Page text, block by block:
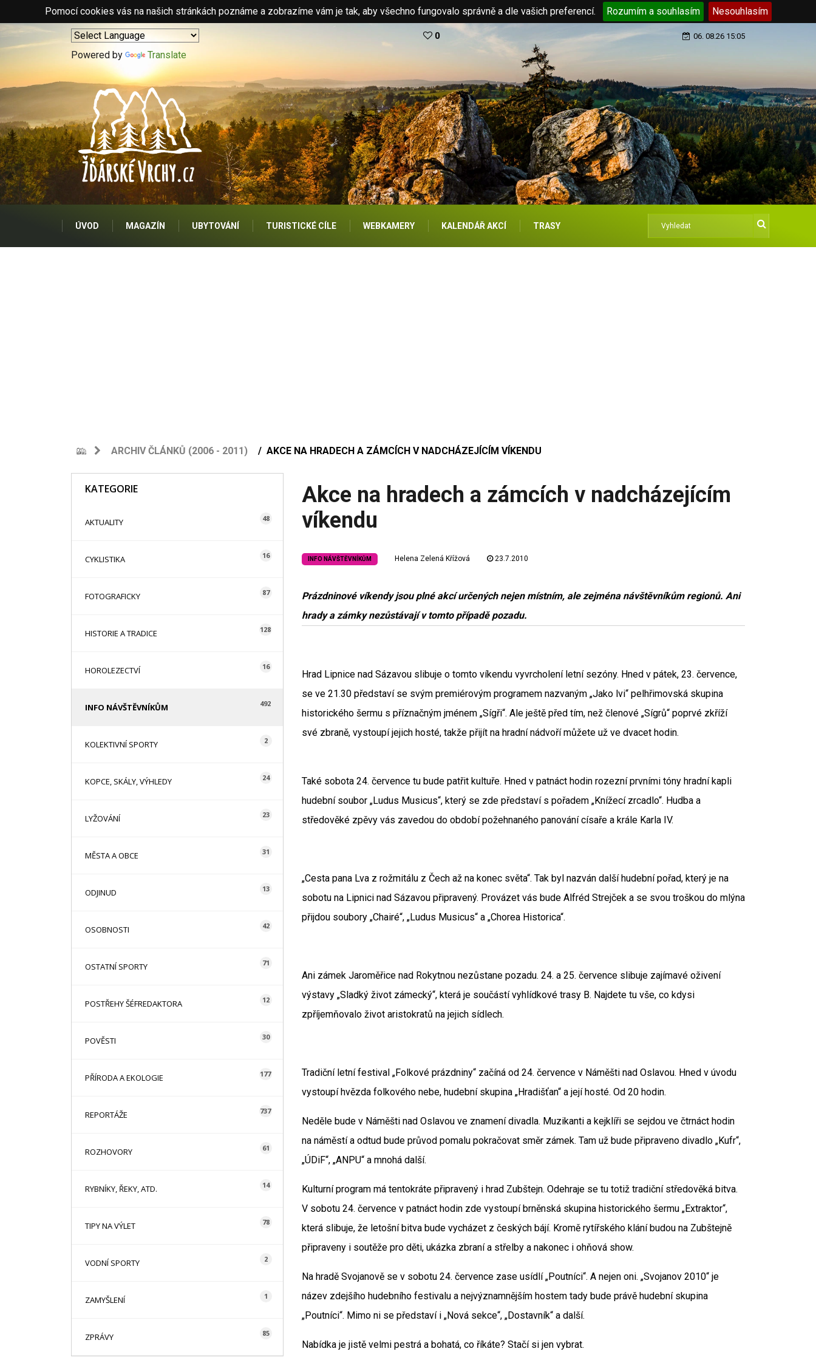
Pomocí cookies vás na našich stránkách poznáme a zobrazíme vám je tak, aby všechno fungovalo správně a dle vašich preferencí. Rozumím a souhlasím Nesouhlasím
Powered by Translate
0 06. 08.26 15:05
ÚVOD MAGAZÍN UBYTOVÁNÍ TURISTICKÉ CÍLE WEBKAMERY KALENDÁŘ AKCÍ TRASY
ARCHIV ČLÁNKŮ (2006 - 2011) AKCE NA HRADECH A ZÁMCÍCH V NADCHÁZEJÍCÍM VÍKENDU
KATEGORIE
AKTUALITY 48
CYKLISTIKA 16
FOTOGRAFICKY 87
HISTORIE A TRADICE 128
HOROLEZECTVÍ 16
INFO NÁVŠTĚVNÍKŮM 492
KOLEKTIVNÍ SPORTY 2
KOPCE, SKÁLY, VÝHLEDY 24
LYŽOVÁNÍ 23
MĚSTA A OBCE 31
ODJINUD 13
OSOBNOSTI 42
OSTATNÍ SPORTY 71
POSTŘEHY ŠÉFREDAKTORA 12
POVĚSTI 30
PŘÍRODA A EKOLOGIE 177
REPORTÁŽE 737
ROZHOVORY 61
RYBNÍKY, ŘEKY, ATD. 14
TIPY NA VÝLET 78
VODNÍ SPORTY 2
ZAMYŠLENÍ 1
ZPRÁVY 85
Akce na hradech a zámcích v nadcházejícím
víkendu
INFO NÁVŠTĚVNÍKŮM Helena Zelená Křížová 23.7.2010
Prázdninové víkendy jsou plné akcí určených nejen místním, ale zejména návštěvníkům regionů. Ani
hrady a zámky nezůstávají v tomto případě pozadu.
Hrad Lipnice nad Sázavou slibuje o tomto víkendu vyvrcholení letní sezóny. Hned v pátek, 23. července,
se ve 21.30 představí se svým premiérovým programem nazvaným „Jako lvi“ pelhřimovská skupina
historického šermu s příznačným jménem „Sígři“. Ale ještě před tím, než členové „Sígrů“ poprvé zkříží
své zbraně, vystoupí jejich hosté, takže přijít na hradní nádvoří můžete už ve dvacet hodin.
Také sobota 24. července tu bude patřit kultuře. Hned v patnáct hodin rozezní prvními tóny hradní kapli
hudební soubor „Ludus Musicus“, který se zde představí s pořadem „Knížecí zrcadlo“. Hudba a
středověké zpěvy vás zavedou do období požehnaného panování císaře a krále Karla IV.
„Cesta pana Lva z rožmitálu z Čech až na konec světa“. Tak byl nazván další hudební pořad, který je na
sobotu na Lipnici nad Sázavou připravený. Provázet vás bude Alfréd Strejček a se svou troškou do mlýna
přijdou soubory „Chairé“, „Ludus Musicus“ a „Chorea Historica“.
Ani zámek Jaroměřice nad Rokytnou nezůstane pozadu. 24. a 25. července slibuje zajímavé oživení
výstavy „Sladký život zámecký“, která je součástí vyhlídkové trasy B. Najdete tu vše, co kdysi
zpříjemňovalo život aristokratů na jejich sídlech.
Tradiční letní festival „Folkové prázdniny“ začíná od 24. července v Náměšti nad Oslavou. Hned v úvodu
vystoupí hvězda folkového nebe, hudební skupina „Hradišťan“ a její hosté. Od 20 hodin.
Neděle bude v Náměšti nad Oslavou ve znamení divadla. Muzikanti a kejklíři se sejdou ve čtrnáct hodin
na náměstí a odtud bude průvod pomalu pokračovat směr zámek. Tam už bude připraveno divadlo „Kufr“,
„ÚDiF“, „ANPU“ a mnohá další.
Kulturní program má tentokráte připravený i hrad Zubštejn. Odehraje se tu totiž tradiční středověká bitva.
V sobotu 24. července v patnáct hodin zde vystoupí brněnská skupina historického šermu „Extraktor“,
která slibuje, že letošní bitva bude vycházet z českých bájí. Kromě rytířského klání budou na Zubštejně
připraveny i soutěže pro děti, ukázka zbraní a střelby a nakonec i ohňová show.
Na hradě Svojanově se v sobotu 24. července zase usídlí „Poutníci“. A nejen oni. „Svojanov 2010“ je
název zdejšího hudebního festivalu a nejvýznamnějším hostem tady bude právě hudební skupina
„Poutníci“. Mimo ni se představí i „Nová sekce“, „Dostavník“ a další.
Nabídka je jistě velmi pestrá a bohatá, co říkáte? Stačí si jen vybrat.